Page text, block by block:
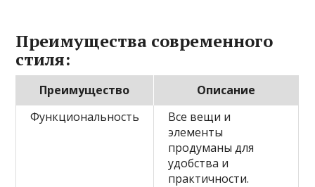
Преимущества современного
стиля:
Преимущество
Описание
Функциональность
Все вещи и
элементы
продуманы для
удобства и
практичности.